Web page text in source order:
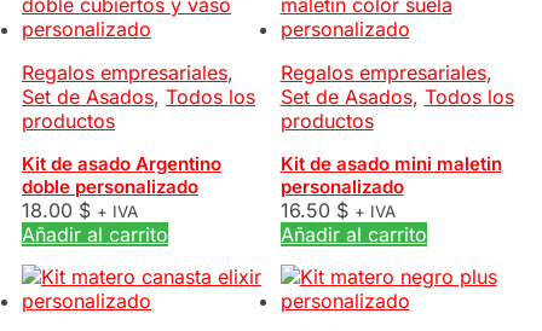
Regalos empresariales,
Set de Asados, Todos los
productos
Kit de asado Argentino
doble personalizado
18.00 $ + IVA
Añadir al carrito
Regalos empresariales,
Set de Asados, Todos los
productos
Kit de asado mini maletin
personalizado
16.50 $ + IVA
Añadir al carrito